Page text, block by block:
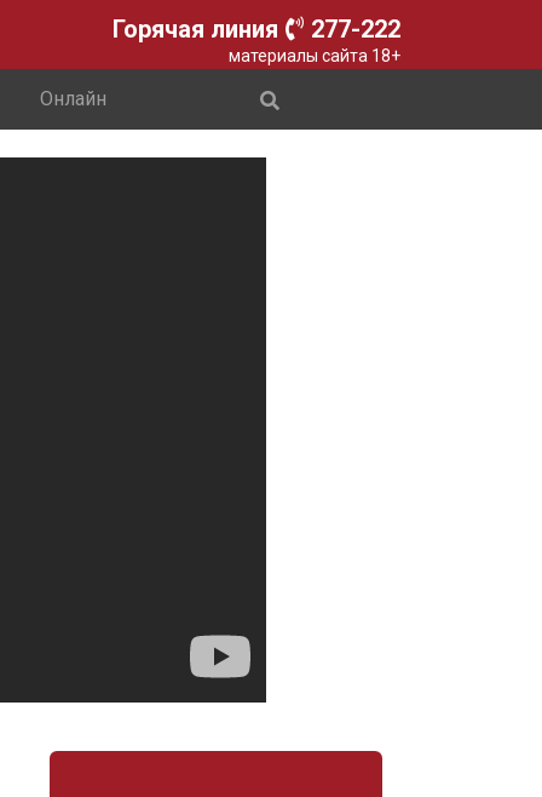
Горячая линия 277-222
материалы сайта 18+
Онлайн